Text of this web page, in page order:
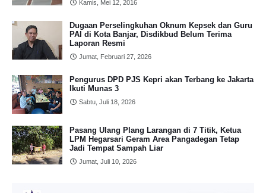
Kamis, Mei 12, 2016
Dugaan Perselingkuhan Oknum Kepsek dan Guru
PAI di Kota Banjar, Disdikbud Belum Terima
Laporan Resmi
Jumat, Februari 27, 2026
Pengurus DPD PJS Kepri akan Terbang ke Jakarta
Ikuti Munas 3
Sabtu, Juli 18, 2026
Pasang Ulang Plang Larangan di 7 Titik, Ketua
LPM Hegarsari Geram Area Pangadegan Tetap
Jadi Tempat Sampah Liar
Jumat, Juli 10, 2026